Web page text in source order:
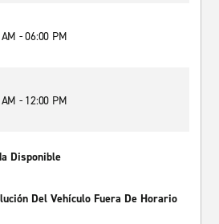
- 06:00 PM
- 12:00 PM
Disponible
Del Vehículo Fuera De Horario